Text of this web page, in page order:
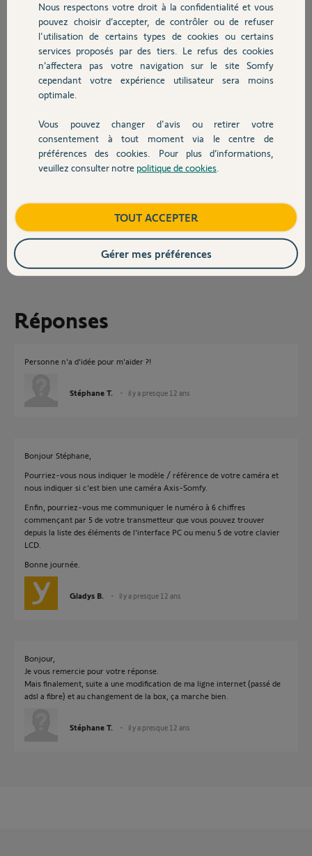
Chauffage
Autres produits
Devis avec un pro
Contact
brancher électriquement.
Le voyant de la caméra est resté éteint un êu de temps puis est passé
à une sorte de jaune orangé pendant 30 secondes et est enfin passé
au vert pendant 30 secondes avant de s'éteindre.
Les 3 voyants à l'arrière sont bien au vert....mais la caméra
n'apparait jamais dans l'écran de réglage :(
La première fois, j'ai cru que la caméra ne fonctionnait pas et je l'ai
toujours la même chose.
Auriez-vous une idée pour m'aidé ?
Merci d'avance pour l'aide qu'on pourrait me donner.
il y a presque 12 ans
Participer au fil de discussion
Réponses
Personne n'a d'idée pour m'aider ?!
Stéphane T. il y a presque 12 ans
Bonjour Stéphane,
Pourriez-vous nous indiquer le modèle / référence de votre caméra et
nous indiquer si c'est bien une caméra Axis-Somfy.
Enfin, pourriez-vous me communiquer le numéro à 6 chiffres
commençant par 5 de votre transmetteur que vous pouvez trouver
depuis la liste des éléments de l'interface PC ou menu 5 de votre clavier
LCD.
Bonne journée.
Gladys B. il y a presque 12 ans
Bonjour,
Je vous remercie pour votre réponse.
Mais finalement, suite a une modification de ma ligne internet (passé de
adsl a fibre) et au changement de la box, ça marche bien.
Stéphane T. il y a presque 12 ans
Nous respectons votre droit à la confidentialité et vous
pouvez choisir d’accepter, de contrôler ou de refuser
l'utilisation de certains types de cookies ou certains
services proposés par des tiers. Le refus des cookies
n’affectera pas votre navigation sur le site Somfy
cependant votre expérience utilisateur sera moins
optimale.
Vous pouvez changer d'avis ou retirer votre
consentement à tout moment via le centre de
préférences des cookies. Pour plus d’informations,
veuillez consulter notre politique de cookies
TOUT ACCEPTER
Gérer mes préférences